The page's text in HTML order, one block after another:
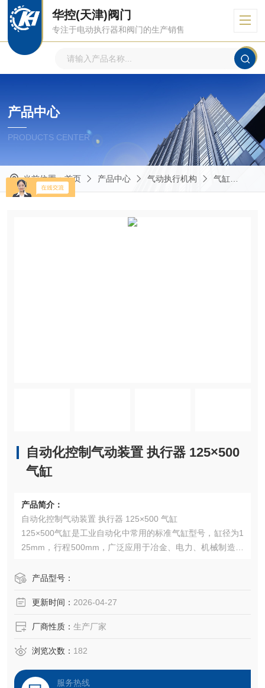
华控(天津)阀门
专注于电动执行器和阀门的生产销售
产品中心
PRODUCTS CENTER
当前位置：首页 产品中心 气动执行机构 气缸
自动化控制气动装置 执行器 125×500
气缸
产品简介：
自动化控制气动装置 执行器 125×500 气缸
125×500气缸‌是工业自动化中常用的‌标准气缸型号‌，缸径为1
25mm，行程500mm，广泛应用于冶金、电力、机械制造等
产品型号：
更新时间： 2026-04-27
厂商性质： 生产厂家
浏览次数： 182
服务热线